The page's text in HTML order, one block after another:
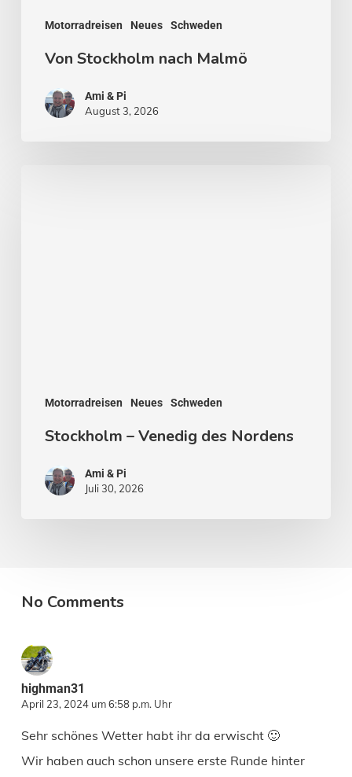
Motorradreisen Neues Schweden
Von Stockholm nach Malmö
Ami & Pi
August 3, 2026
Motorradreisen Neues Schweden
Stockholm – Venedig des Nordens
Ami & Pi
Juli 30, 2026
No Comments
highman31
April 23, 2024 um 6:58 p.m. Uhr
Sehr schönes Wetter habt ihr da erwischt 🙂
Wir haben auch schon unsere erste Runde hinter